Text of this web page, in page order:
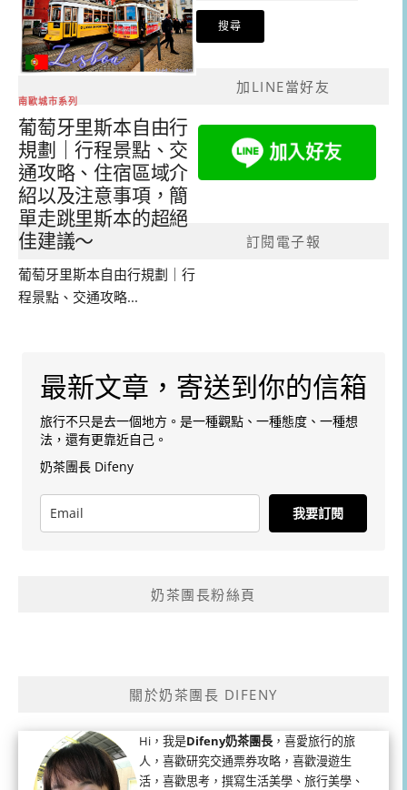
南歐城市系列
葡萄牙里斯本自由行
規劃｜行程景點、交
通攻略、住宿區域介
紹以及注意事項，簡
單走跳里斯本的超絕
佳建議～
葡萄牙里斯本自由行規劃｜行
程景點、交通攻略...
關
加LINE當好友
訂閱電子報
最新文章，寄送到你的信箱
旅行不只是去一個地方。是一種觀點、一種態度、一種想
法，還有更靠近自己。
奶茶團長 Difeny
我要訂閱
奶茶團長粉絲頁
關於奶茶團長 DIFENY
Hi，我是Difeny奶茶團長 ，喜愛旅行的旅
人，喜歡研究交通票券攻略，喜歡漫遊生
活，喜歡思考，撰寫生活美學、旅行美學、